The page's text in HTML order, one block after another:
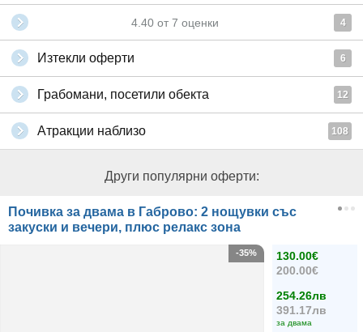
4.40 от 7 оценки 4
Изтекли оферти 6
Грабомани, посетили обекта 12
Атракции наблизо 108
Други популярни оферти:
Почивка за двама в Габрово: 2 нощувки със
закуски и вечери, плюс релакс зона
130.00€
200.00€
254.26лв
391.17лв
за двама
-35%